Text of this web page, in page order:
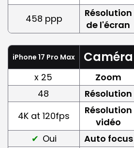
458 ppp
Résolution
de l'écran
iPhone 17 Pro Max Caméra
x 25
Zoom
48
Résolution
4K at 120fps
Résolution
vidéo
Oui
Auto focus